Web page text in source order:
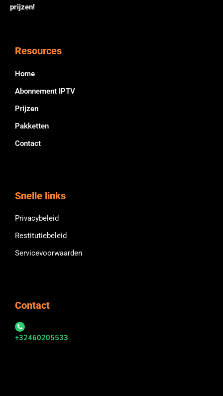
prijzen!
Resources
Home
Abonnement IPTV
Prijzen
Pakketten
Contact
Snelle links
Privacybeleid
Restitutiebeleid
Servicevoorwaarden
Contact
+32460205533